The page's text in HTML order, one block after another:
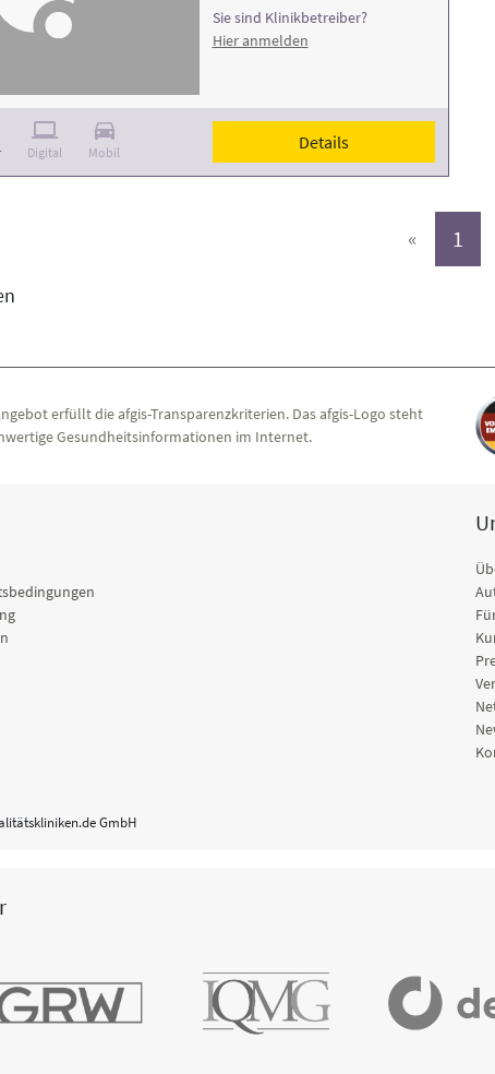
Digital Mobil
Sie sind Klinikbetreiber?
Hier anmelden
Details
« 1
erfüllt die afgis-Transparenzkriterien. Das afgis-Logo steht
Gesundheitsinformationen im Internet.
GmbH